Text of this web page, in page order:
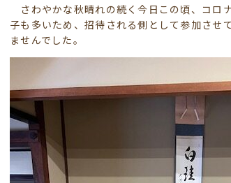
さわやかな秋晴れの続く今日この頃、コロ
子も多いため、招待される側として参加させ
ませんでした。